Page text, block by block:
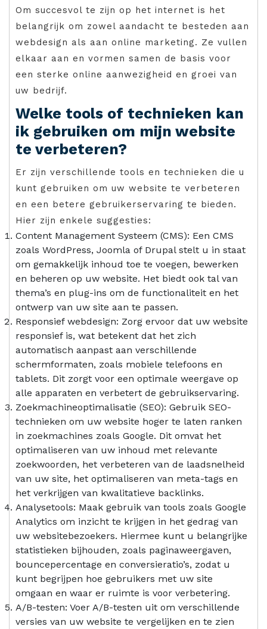
Om succesvol te zijn op het internet is het
belangrijk om zowel aandacht te besteden aan
webdesign als aan online marketing. Ze vullen
elkaar aan en vormen samen de basis voor
een sterke online aanwezigheid en groei van
uw bedrijf.
Welke tools of technieken kan
ik gebruiken om mijn website
te verbeteren?
Er zijn verschillende tools en technieken die u
kunt gebruiken om uw website te verbeteren
en een betere gebruikerservaring te bieden.
Hier zijn enkele suggesties:
Content Management Systeem (CMS): Een CMS
zoals WordPress, Joomla of Drupal stelt u in staat
om gemakkelijk inhoud toe te voegen, bewerken
en beheren op uw website. Het biedt ook tal van
thema’s en plug-ins om de functionaliteit en het
ontwerp van uw site aan te passen.
Responsief webdesign: Zorg ervoor dat uw website
responsief is, wat betekent dat het zich
automatisch aanpast aan verschillende
schermformaten, zoals mobiele telefoons en
tablets. Dit zorgt voor een optimale weergave op
alle apparaten en verbetert de gebruikservaring.
Zoekmachineoptimalisatie (SEO): Gebruik SEO-
technieken om uw website hoger te laten ranken
in zoekmachines zoals Google. Dit omvat het
optimaliseren van uw inhoud met relevante
zoekwoorden, het verbeteren van de laadsnelheid
van uw site, het optimaliseren van meta-tags en
het verkrijgen van kwalitatieve backlinks.
Analysetools: Maak gebruik van tools zoals Google
Analytics om inzicht te krijgen in het gedrag van
uw websitebezoekers. Hiermee kunt u belangrijke
statistieken bijhouden, zoals paginaweergaven,
bouncepercentage en conversieratio’s, zodat u
kunt begrijpen hoe gebruikers met uw site
omgaan en waar er ruimte is voor verbetering.
A/B-testen: Voer A/B-testen uit om verschillende
versies van uw website te vergelijken en te zien